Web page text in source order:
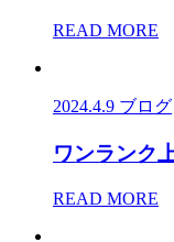
READ MORE
2024.4.9 ブログ
ワンランク
READ MORE